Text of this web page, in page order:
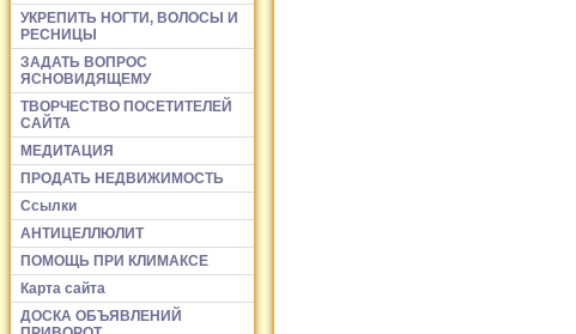
УКРЕПИТЬ НОГТИ, ВОЛОСЫ И
РЕСНИЦЫ
ЗАДАТЬ ВОПРОС
ЯСНОВИДЯЩЕМУ
ТВОРЧЕСТВО ПОСЕТИТЕЛЕЙ
САЙТА
МЕДИТАЦИЯ
ПРОДАТЬ НЕДВИЖИМОСТЬ
Ссылки
АНТИЦЕЛЛЮЛИТ
ПОМОЩЬ ПРИ КЛИМАКСЕ
Карта сайта
ДОСКА ОБЪЯВЛЕНИЙ